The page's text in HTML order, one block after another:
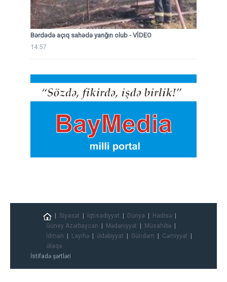
Bərdədə açıq sahədə yanğın olub - VİDEO
14:57
Siyasət İqtisadiyyat Dünya
Hadisə
Güney Azərbaycan
Mədəniyyət
Müsahibə
İdman
Layihə Ədəbiyyat Gündəm
Cəmiyyət
Əlaqə
İstifadə şərtləri